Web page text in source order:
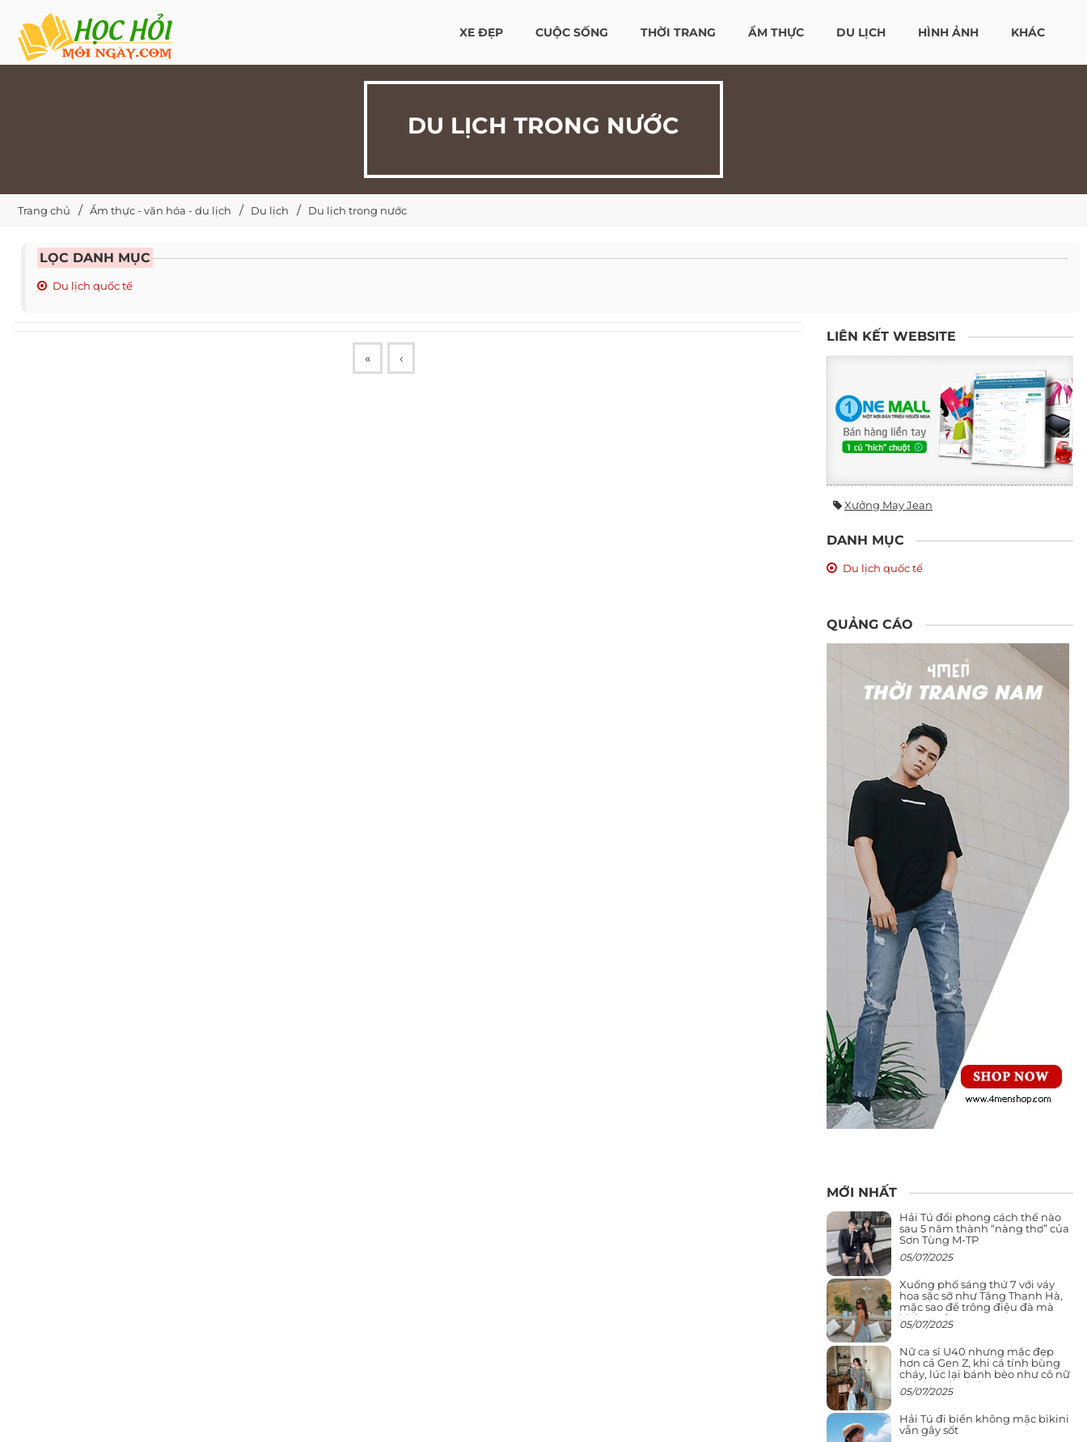
XE ĐẸP CUỘC SỐNG THỜI TRANG ẨM THỰC DU LỊCH HÌNH ẢNH KHÁC
DU LỊCH TRONG NƯỚC
Trang chủ Ẩm thực - văn hóa - du lịch Du lịch Du lịch trong nước
LỌC DANH MỤC
Du lịch quốc tế
« ‹
LIÊN KẾT WEBSITE
Xưởng May Jean
DANH MỤC
Du lịch quốc tế
QUẢNG CÁO
MỚI NHẤT
Hải Tú đổi phong cách thế nào
sau 5 năm thành “nàng thơ” của
Sơn Tùng M-TP
05/07/2025
Xuống phố sáng thứ 7 với váy
hoa sặc sỡ như Tăng Thanh Hà,
mặc sao để trông điệu đà mà
không sến
05/07/2025
Nữ ca sĩ U40 nhưng mặc đẹp
hơn cả Gen Z, khi cá tính bùng
cháy, lúc lại bánh bèo như cô nữ
chính ngôn tình
05/07/2025
Hải Tú đi biển không mặc bikini
vẫn gây sốt